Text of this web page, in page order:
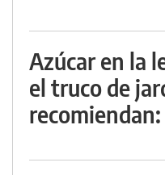
Azúcar en la
el truco de